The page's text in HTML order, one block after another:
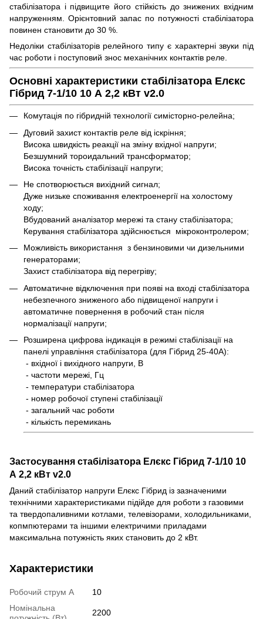
стабілізатора і підвищите його стійкість до знижених вхідним
напруженням. Орієнтовний запас по потужності стабілізатора
повинен становити до 30 %.
Недоліки стабілізаторів релейного типу є характерні звуки під
час роботи і поступовий знос механічних контактів реле.
Основні характеристики стабілізатора Елєкс
Гібрид 7-1/10 10 А 2,2 кВт v2.0
Комутація по гібридній технології симісторно-релейна;
Дуговий захист контактів реле від іскріння;
Висока швидкість реакції на зміну вхідної напруги;
Безшумний тороидальний трансформатор;
Висока точність стабілізації напруги;
Не спотворюється вихідний сигнал;
Дуже низьке споживання електроенергії на холостому
ходу;
Вбудований аналізатор мережі та стану стабілізатора;
Керування стабілізатора здійснюється мікроконтролером;
Можливість використання з бензиновими чи дизельними
генераторами;
Захист стабілізатора від перегріву;
Автоматичне відключення при появі на вході стабілізатора
небезпечного зниженого або підвищеної напруги і
автоматичне повернення в робочий стан після
нормалізації напруги;
Розширена цифрова індикація в режимі стабілізації на
панелі управління стабілізатора (для Гібрид 25-40А):
- вхідної і вихідного напруги, В
- частоти мережі, Гц
- температури стабілізатора
- номер робочої ступені стабілізації
- загальний час роботи
- кількість перемикань
Застосування стабілізатора Елєкс Гібрид 7-1/10 10
А 2,2 кВт v2.0
Даний стабілізатор напруги Елєкс Гібрид із зазначеними
технічними характеристиками підійде для роботи з газовими
та твердопаливними котлами, телевізорами, холодильниками,
копмпютерами та іншими електричими приладами
максимальна потужність яких становить до 2 кВт.
Характеристики
Робочий струм А
10
Номінальна
2200